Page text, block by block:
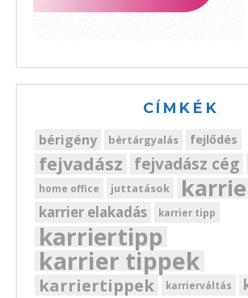
CÍMKÉK
bérigény
bértárgyalás fejlődés
fejvadász fejvadász cég
home office juttatások
karrier elakadás karrier tipp
karriertipp
karrier tippek
karriertippek karrierváltás